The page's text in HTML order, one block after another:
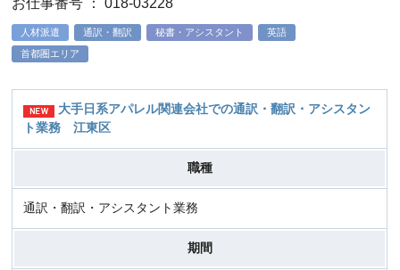
お仕事番号 ： 018-03228
人材派遣 通訳・翻訳 秘書・アシスタント
英語
首都圏エリア
大手日系アパレル関連会社での通訳・翻訳・アシスタン
ト業務 江東区
職種
通訳・翻訳・アシスタント業務
期間